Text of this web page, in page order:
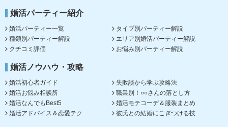
婚活パーティー紹介
婚活パーティー一覧
タイプ別パーティー解説
種類別パーティー解説
エリア別婚活パーティー解説
クチコミ評価
お悩み別パーティー解説
婚活ノウハウ・攻略
婚活初心者ガイド
失敗談から学ぶ攻略法
婚活お悩み相談所
職業別！○○さんの落とし方
婚活なんでもBest5
婚活モテコーデ＆服装まとめ
婚活アドバイス＆恋愛テク
彼氏との結婚にこぎつける技